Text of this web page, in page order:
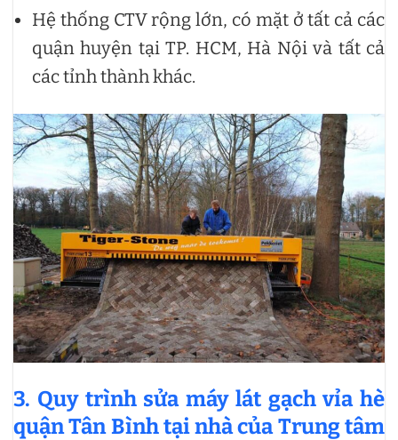
Hệ thống CTV rộng lớn, có mặt ở tất cả các
quận huyện tại TP. HCM, Hà Nội và tất cả
các tỉnh thành khác.
3. Quy trình sửa máy lát gạch vỉa hè
quận Tân Bình tại nhà của Trung tâm